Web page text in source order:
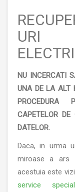
URI
NU INCERCATI
UNA DE LA ALT
PROCEDURA
CAPETELOR
DATELOR.
Daca, in urma
miroase a ars
acestuia este
service